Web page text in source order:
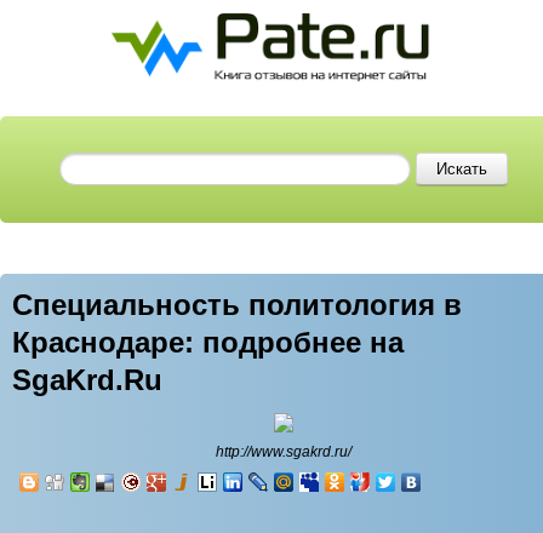
Специальность политология в
Краснодаре: подробнее на
SgaKrd.Ru
http://www.sgakrd.ru/